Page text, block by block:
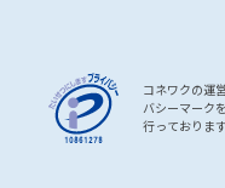
コネワクの運
バシーマーク
行っております